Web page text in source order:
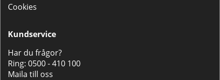
Cookies
Kundservice
Har du frågor?
Ring: 0500 - 410 100
Maila till oss